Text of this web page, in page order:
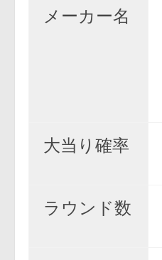
メーカー名
大当り確率
ラウンド数